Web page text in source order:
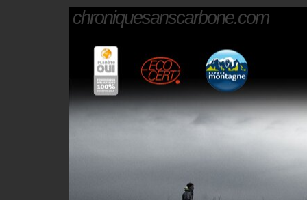
chroniquesanscarbone.com